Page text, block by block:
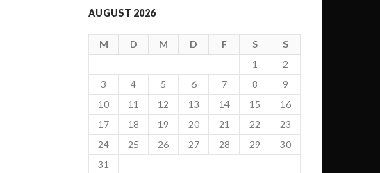
AUGUST 2026
M D M D F S
S
1
2
3
4 5 6 7 8
9
10
11 12 13 14 15
16
17
18 19 20 21 22
23
24
25 26 27 28 29
30
31